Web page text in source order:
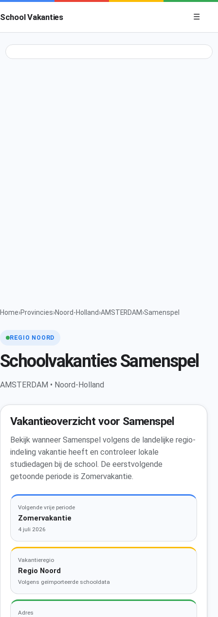
School Vakanties
Menu
☰
Home›Provincies›Noord-Holland›AMSTERDAM›Samenspel
REGIO NOORD
Schoolvakanties Samenspel
AMSTERDAM • Noord-Holland
Vakantieoverzicht voor Samenspel
Bekijk wanneer Samenspel volgens de landelijke regio-
indeling vakantie heeft en controleer lokale
studiedagen bij de school. De eerstvolgende
getoonde periode is Zomervakantie.
Volgende vrije periode
Zomervakantie
4 juli 2026
Vakantieregio
Regio Noord
Volgens geïmporteerde schooldata
Adres